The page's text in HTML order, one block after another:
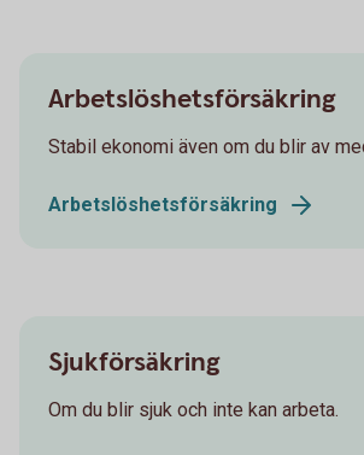
Arbetslöshetsförsäkring
Stabil ekonomi även om du blir av
Arbetslöshetsförsäkring
Sjukförsäkring
Om du blir sjuk och inte kan arbeta.